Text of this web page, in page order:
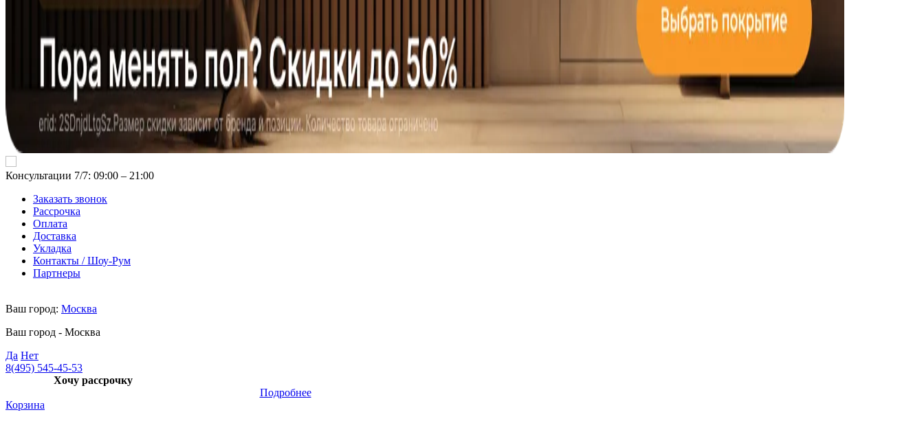
Консультации 7/7: 09:00 ‒ 21:00
Заказать звонок
Рассрочка
Оплата
Доставка
Укладка
Контакты / Шоу-Рум
Партнеры
Ваш город: Москва
Ваш город - Москва
Да Нет
8(495) 545-45-53
Хочу рассрочку
Подробнее
Корзина